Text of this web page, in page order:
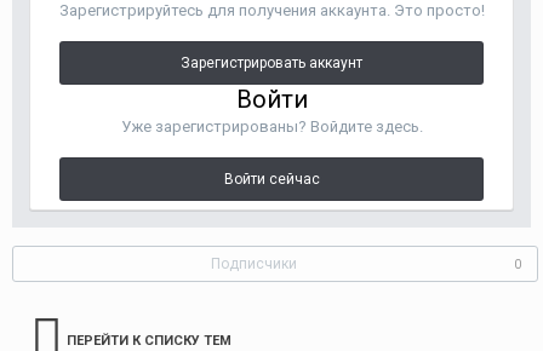
Зарегистрируйтесь для получения аккаунта. Это просто!
Зарегистрировать аккаунт
Войти
Уже зарегистрированы? Войдите здесь.
Войти сейчас
Подписчики 0
ПЕРЕЙТИ К СПИСКУ ТЕМ